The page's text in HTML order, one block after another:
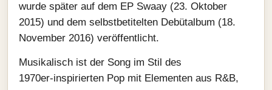
wurde später auf dem EP Swaay (23. Oktober
2015) und dem selbstbetitelten Debütalbum (18.
November 2016) veröffentlicht.
Musikalisch ist der Song im Stil des
1970er‑inspirierten Pop mit Elementen aus R&B,